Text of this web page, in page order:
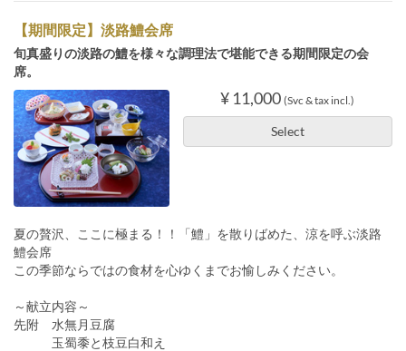
【期間限定】淡路鱧会席
旬真盛りの淡路の鱧を様々な調理法で堪能できる期間限定の会
席。
¥ 11,000 (Svc & tax incl.)
Select
夏の贅沢、ここに極まる！！「鱧」を散りばめた、涼を呼ぶ淡路
鱧会席
この季節ならではの食材を心ゆくまでお愉しみください。
～献立内容～
先附 水無月豆腐
玉蜀黍と枝豆白和え